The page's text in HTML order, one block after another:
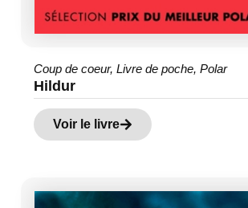
Coup de coeur, Livre de poche, Polar
Hildur
Voir le livre